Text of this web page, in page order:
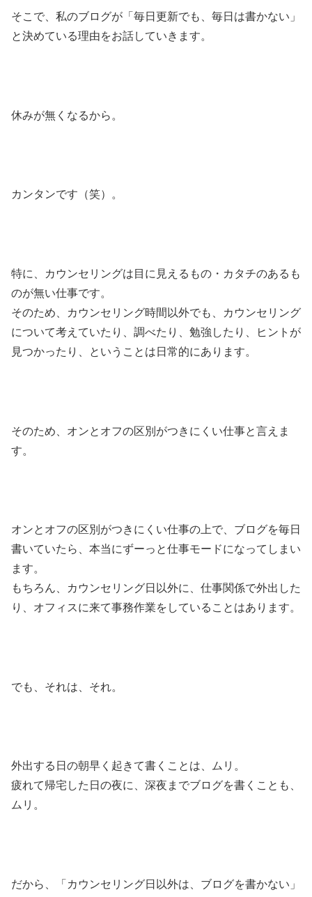
そこで、私のブログが「毎日更新でも、毎日は書かない」
と決めている理由をお話していきます。
休みが無くなるから。
カンタンです（笑）。
特に、カウンセリングは目に見えるもの・カタチのあるも
のが無い仕事です。
そのため、カウンセリング時間以外でも、カウンセリング
について考えていたり、調べたり、勉強したり、ヒントが
見つかったり、ということは日常的にあります。
そのため、オンとオフの区別がつきにくい仕事と言えま
す。
オンとオフの区別がつきにくい仕事の上で、ブログを毎日
書いていたら、本当にずーっと仕事モードになってしまい
ます。
もちろん、カウンセリング日以外に、仕事関係で外出した
り、オフィスに来て事務作業をしていることはあります。
でも、それは、それ。
外出する日の朝早く起きて書くことは、ムリ。
疲れて帰宅した日の夜に、深夜までブログを書くことも、
ムリ。
だから、「カウンセリング日以外は、ブログを書かない」